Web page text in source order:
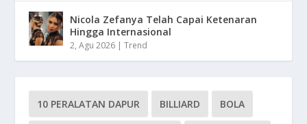
Nicola Zefanya Telah Capai Ketenaran
Hingga Internasional
2, Agu 2026 |Trend
10 PERALATAN DAPUR BILLIARD BOLA